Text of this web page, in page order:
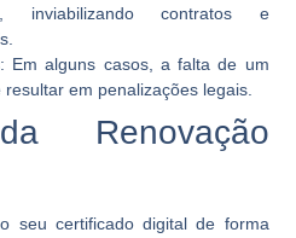
inviabilizando contratos e
Em alguns casos, a falta de um
em penalizações legais.
Renovação
seu certificado digital de forma